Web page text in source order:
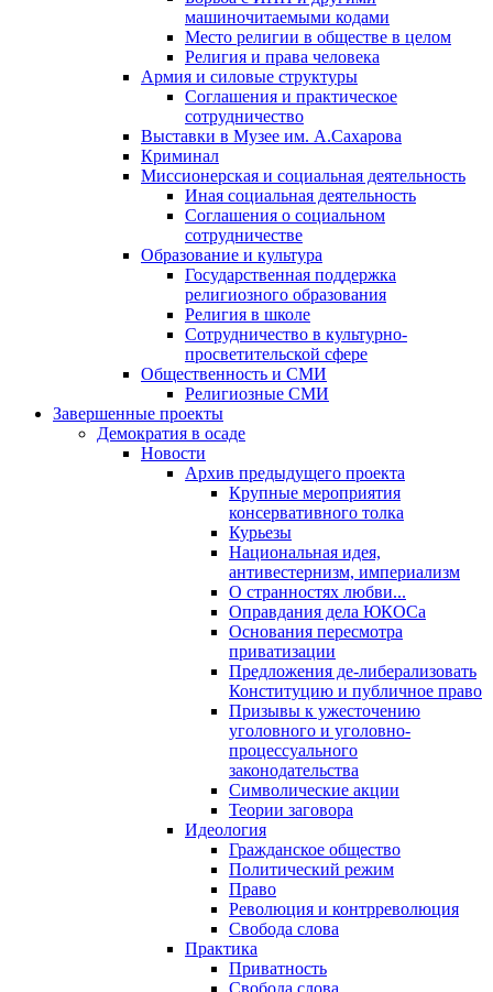
машиночитаемыми кодами
Место религии в обществе в целом
Религия и права человека
Армия и силовые структуры
Соглашения и практическое
сотрудничество
Выставки в Музее им. А.Сахарова
Криминал
Миссионерская и социальная деятельность
Иная социальная деятельность
Соглашения о социальном
сотрудничестве
Образование и культура
Государственная поддержка
религиозного образования
Религия в школе
Сотрудничество в культурно-
просветительской сфере
Общественность и СМИ
Религиозные СМИ
Завершенные проекты
Демократия в осаде
Новости
Архив предыдущего проекта
Крупные мероприятия
консервативного толка
Курьезы
Национальная идея,
антивестернизм, империализм
О странностях любви...
Оправдания дела ЮКОСа
Основания пересмотра
приватизации
Предложения де-либерализовать
Конституцию и публичное право
Призывы к ужесточению
уголовного и уголовно-
процессуального
законодательства
Символические акции
Теории заговора
Идеология
Гражданское общество
Политический режим
Право
Революция и контрреволюция
Свобода слова
Практика
Приватность
Свобода слова